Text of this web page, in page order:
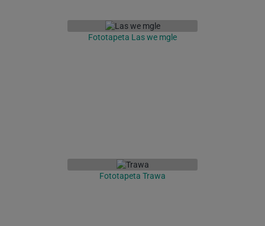
Fototapeta Las we mgle
Fototapeta Trawa